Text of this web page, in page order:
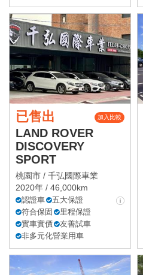
已售出 加入比較
LAND ROVER
DISCOVERY
SPORT
桃園市 / 千弘國際車業
2020年 / 46,000km
認證車
五大保證
符合保固
里程保證
實車實價
友善試車
非多元化營業用車